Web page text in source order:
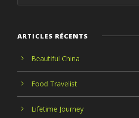
ARTICLES RÉCENTS
Beautiful China
Food Travelist
Lifetime Journey